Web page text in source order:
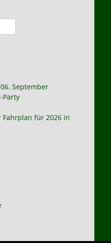
September
Party
für 2026 in